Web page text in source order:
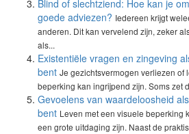
Blind of slechtziend: Hoe kan je
goede adviezen? Iedereen krijgt
anderen. Dit kan vervelend zijn, zeker
als...
Existentiële vragen en zingeving
bent Je gezichtsvermogen verliezen of
beperking kan ingrijpend zijn. Soms zet
Gevoelens van waardeloosheid
bent Leven met een visuele beperking
een grote uitdaging zijn. Naast de